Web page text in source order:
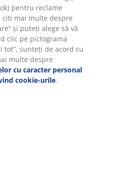
vom partaja
de marketing (de
pentru reclame
mai multe despre
și puteți alege să vă
pe pictograma cookie.